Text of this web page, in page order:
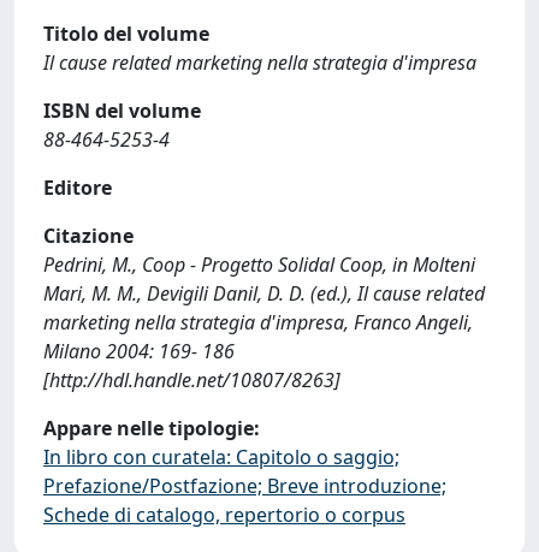
Titolo del volume
Il cause related marketing nella strategia d'impresa
ISBN del volume
88-464-5253-4
Editore
Citazione
Pedrini, M., Coop - Progetto Solidal Coop, in Molteni
Mari, M. M., Devigili Danil, D. D. (ed.), Il cause related
marketing nella strategia d'impresa, Franco Angeli,
Milano 2004: 169- 186
[http://hdl.handle.net/10807/8263]
Appare nelle tipologie:
In libro con curatela: Capitolo o saggio;
Prefazione/Postfazione; Breve introduzione;
Schede di catalogo, repertorio o corpus